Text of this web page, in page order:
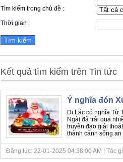
Tìm kiếm trong chủ đề :
Thời gian :
Kết quả tìm kiếm trên Tin tức
Ý nghĩa đón
Di Lặc có nghĩa Từ
Ngài đã trải qua
truyền đạo giải
thành cảnh sống an
Đăng lúc: 22-01-2025 04:38:00 AM | Tác